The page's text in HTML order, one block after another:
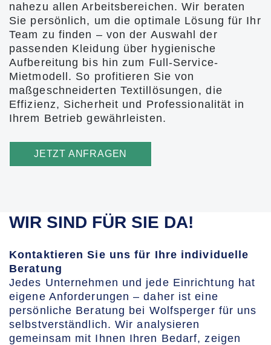
nahezu allen Arbeitsbereichen. Wir beraten
Sie persönlich, um die optimale Lösung für Ihr
Team zu finden – von der Auswahl der
passenden Kleidung über hygienische
Aufbereitung bis hin zum Full-Service-
Mietmodell. So profitieren Sie von
maßgeschneiderten Textillösungen, die
Effizienz, Sicherheit und Professionalität in
Ihrem Betrieb gewährleisten.
JETZT ANFRAGEN
WIR SIND FÜR SIE DA!
Kontaktieren Sie uns für Ihre individuelle
Beratung
Jedes Unternehmen und jede Einrichtung hat
eigene Anforderungen – daher ist eine
persönliche Beratung bei Wolfsperger für uns
selbstverständlich. Wir analysieren
gemeinsam mit Ihnen Ihren Bedarf, zeigen